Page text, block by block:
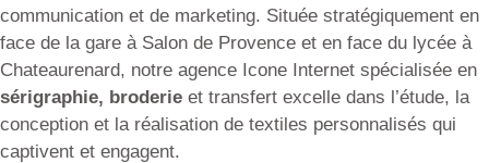
communication et de marketing. Située stratégiquement en
face de la gare à Salon de Provence et en face du lycée à
Chateaurenard, notre agence Icone Internet spécialisée en
sérigraphie, broderie et transfert excelle dans l’étude, la
conception et la réalisation de textiles personnalisés qui
captivent et engagent.